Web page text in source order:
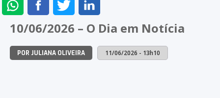
ENVIAR
NO
WHATSAPP
COMPARTILHAR
NO
FACEBOOK
COMPARTILHAR
NO
TWITTERLINKEDIN
10/06/2026 – O Dia em Notícia
POR JULIANA OLIVEIRA 11/06/2026 - 13h10